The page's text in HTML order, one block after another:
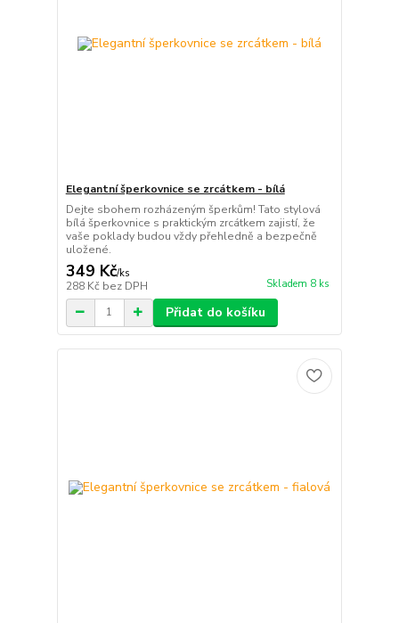
Elegantní šperkovnice se zrcátkem - bílá
Dejte sbohem rozházeným šperkům! Tato stylová
bílá šperkovnice s praktickým zrcátkem zajistí, že
vaše poklady budou vždy přehledně a bezpečně
uložené.
349 Kč/ks
288 Kč bez DPH Skladem 8 ks
Přidat do košíku